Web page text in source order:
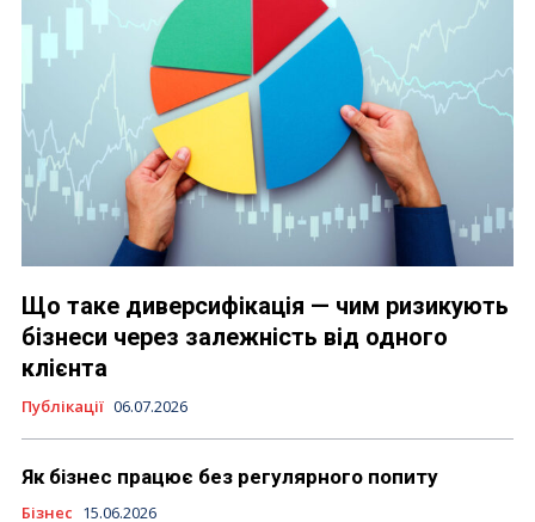
Що таке диверсифікація — чим ризикують
бізнеси через залежність від одного
клієнта
Публікації 06.07.2026
Як бізнес працює без регулярного попиту
Бізнес 15.06.2026